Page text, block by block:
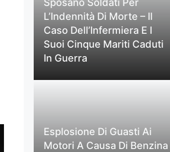
L’Indennità Di Morte – Il
Caso Dell’Infermiera E I
Suoi Cinque Mariti Caduti
In Guerra
Esplosione Di Guasti Ai
Motori A Causa Di Benzina